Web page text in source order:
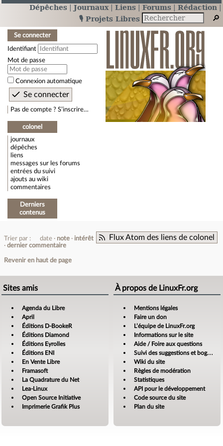
Dépêches Journaux Liens Forums
Rédaction
🎙️ Projets Libres
Se connecter
Identifiant
Mot de passe
Connexion automatique
Pas de compte ? S’inscrire…
colonel
journaux
dépêches
liens
messages sur les forums
entrées du suivi
ajouts au wiki
commentaires
Derniers
contenus
Flux Atom des liens de colonel
Trier par : date note
intérêt
dernier commentaire
Revenir en haut de page
Sites amis
Agenda du Libre
April
Éditions D-BookeR
Éditions Diamond
Éditions Eyrolles
Éditions ENI
En Vente Libre
Framasoft
La Quadrature du Net
Lea-Linux
Open Source Initiative
Imprimerie Grafik Plus
À propos de LinuxFr.org
Mentions légales
Faire un don
L’équipe de LinuxFr.org
Informations sur le site
Aide / Foire aux questions
Suivi des suggestions et bogues
Wiki du site
Règles de modération
Statistiques
API pour le développement
Code source du site
Plan du site